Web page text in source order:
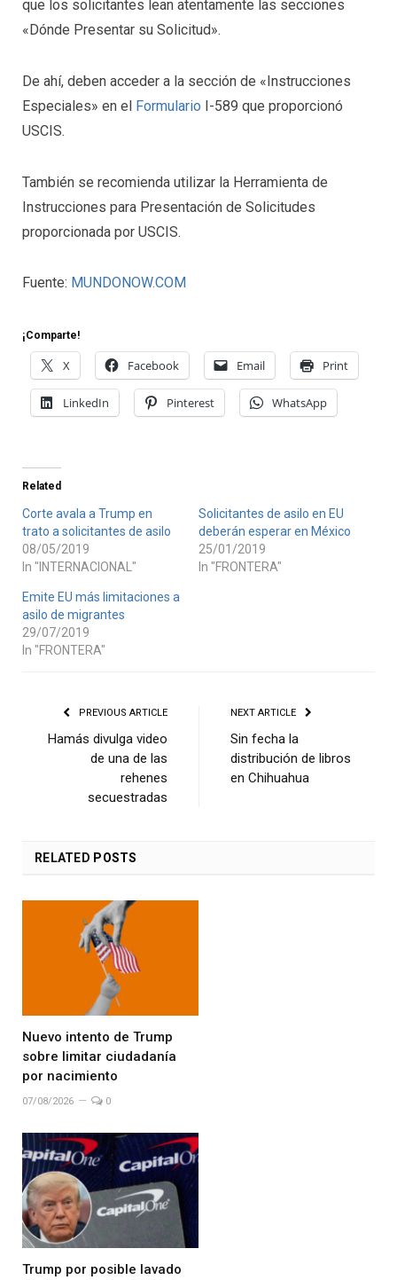
que los solicitantes lean atentamente las secciones
«Dónde Presentar su Solicitud».
De ahí, deben acceder a la sección de «Instrucciones
Especiales» en el Formulario I-589 que proporcionó
USCIS.
También se recomienda utilizar la Herramienta de
Instrucciones para Presentación de Solicitudes
proporcionada por USCIS.
Fuente: MUNDONOW.COM
¡Comparte!
X Facebook Email Print
LinkedIn Pinterest WhatsApp
Related
Corte avala a Trump en
trato a solicitantes de asilo
08/05/2019
In "INTERNACIONAL"
Solicitantes de asilo en EU
deberán esperar en México
25/01/2019
In "FRONTERA"
Emite EU más limitaciones a
asilo de migrantes
29/07/2019
In "FRONTERA"
PREVIOUS ARTICLE
Hamás divulga video
de una de las
rehenes
secuestradas
NEXT ARTICLE
Sin fecha la
distribución de libros
en Chihuahua
RELATED POSTS
Nuevo intento de Trump
sobre limitar ciudadanía
por nacimiento
07/08/2026 0
Trump por posible lavado